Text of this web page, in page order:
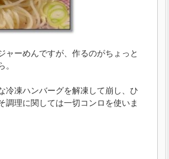
ャーめんですが、作るのがちょっと
冷凍ハンバーグを解凍して崩し、ひ
調理に関しては一切コンロを使いま